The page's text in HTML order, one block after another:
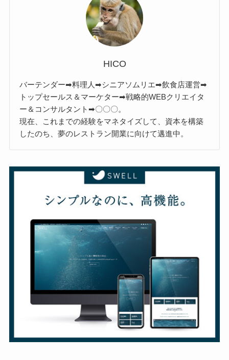
HICO
バーテンダー➡料理人➡シニアソムリエ➡飲食店運営➡
トップセールス＆マーケター➡戦略的WEBクリエイタ
ー＆コンサルタント➡〇〇〇。
現在、これまでの経験をマネタイズして、資本を構築
したのち、夢のレストラン開業に向けて邁進中。